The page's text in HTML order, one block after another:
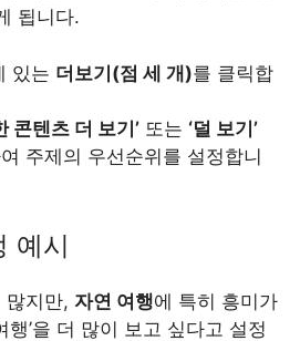
됩니다.
있는 더보기(점 세 개)를 클릭합
콘텐츠 더 보기’ 또는 ‘덜 보기’
주제의 우선순위를 설정합니
예시
많지만, 자연 여행에 특히 흥미가
행’을 더 많이 보고 싶다고 설정